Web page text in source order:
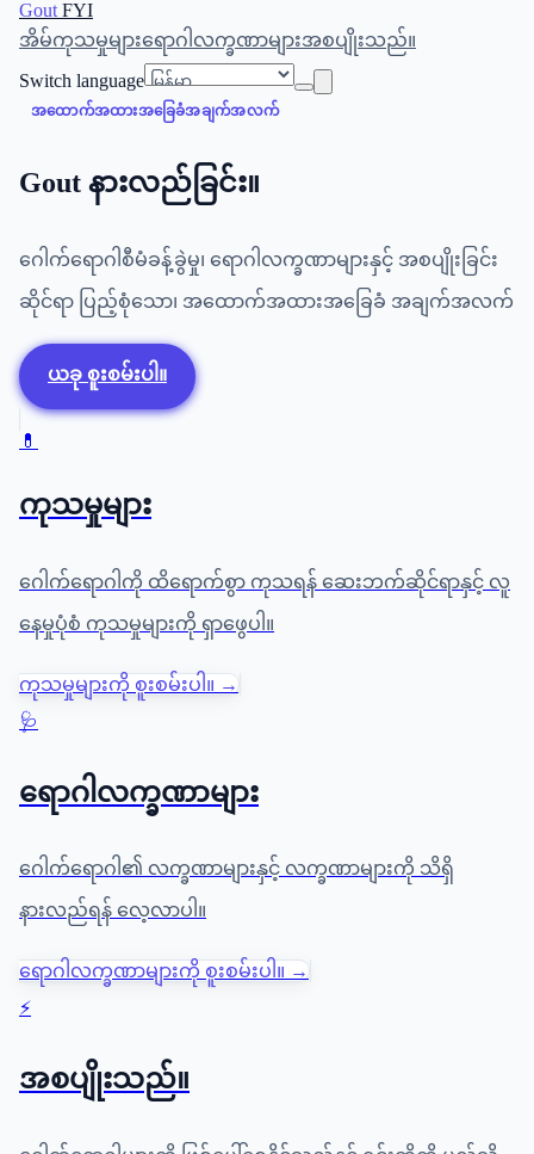
Gout FYI
အိမ်ကုသမှုများရောဂါလက္ခဏာများအစပျိုးသည်။
Switch language
အထောက်အထားအခြေခံအချက်အလက်
Gout နားလည်ခြင်း။
ဂေါက်ရောဂါစီမံခန့်ခွဲမှု၊ ရောဂါလက္ခဏာများနှင့် အစပျိုးခြင်း
ဆိုင်ရာ ပြည့်စုံသော၊ အထောက်အထားအခြေခံ အချက်အလက်
ယခု စူးစမ်းပါ။
💊
ကုသမှုများ
ဂေါက်ရောဂါကို ထိရောက်စွာ ကုသရန် ဆေးဘက်ဆိုင်ရာနှင့် လူ
နေမှုပုံစံ ကုသမှုများကို ရှာဖွေပါ။
ကုသမှုများကို စူးစမ်းပါ။ →
🩺
ရောဂါလက္ခဏာများ
ဂေါက်ရောဂါ၏ လက္ခဏာများနှင့် လက္ခဏာများကို သိရှိ
နားလည်ရန် လေ့လာပါ။
ရောဂါလက္ခဏာများကို စူးစမ်းပါ။ →
⚡
အစပျိုးသည်။